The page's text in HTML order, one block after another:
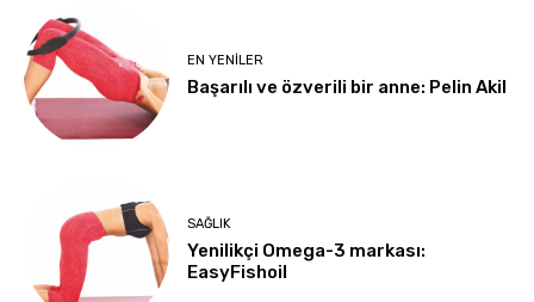
EN YENILER
Başarılı ve özverili bir anne: Pelin Akil
SAĞLIK
Yenilikçi Omega-3 markası:
EasyFishoil